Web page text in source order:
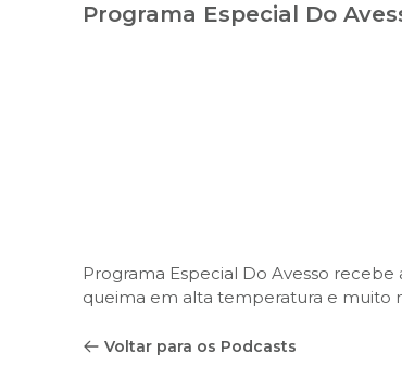
Programa Especial Do
Programa Especial Do Avesso
queima em alta temperatura e muito
Voltar para os Podcasts